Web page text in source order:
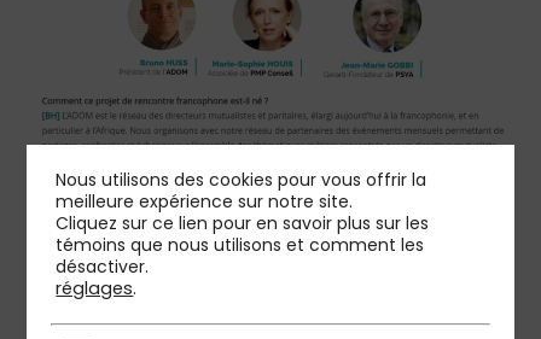
Nous utilisons des cookies pour vous offrir la
meilleure expérience sur notre site.
Cliquez sur ce lien pour en savoir plus sur les
témoins que nous utilisons et comment les
désactiver.
réglages.